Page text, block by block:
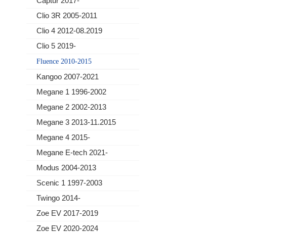
Clio 3R 2005-2011
Clio 4 2012-08.2019
Clio 5 2019-
Fluence 2010-2015
Kangoo 2007-2021
Megane 1 1996-2002
Megane 2 2002-2013
Megane 3 2013-11.2015
Megane 4 2015-
Megane E-tech 2021-
Modus 2004-2013
Scenic 1 1997-2003
Twingo 2014-
Zoe EV 2017-2019
Zoe EV 2020-2024